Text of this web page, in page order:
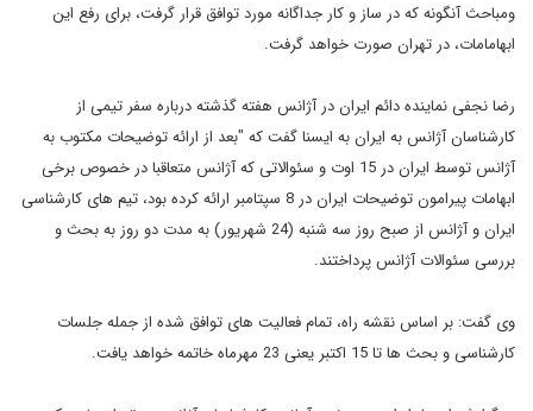
ومباحث آنگونه که در ساز و کار جداگانه مورد توافق قرار گرفت، برای رفع این
ابهامامات، در تهران صورت خواهد گرفت.
رضا نجفی نماینده دائم ایران در آژانس هفته گذشته درباره سفر تیمی از
کارشناسان آژانس به ایران به ایسنا گفت که "بعد از ارائه توضیحات مکت­وب به
آژانس توسط ایران در 15 اوت و سئوالا­تی که آژانس متعاقبا در خصوص برخی
ابهامات­ پیرامون توضیحات ایران در 8 سپتامبر ارائ­ه کرده بود، تیم های کارشناسی
ایران و آژ­انس از صبح روز سه شنبه (24 شهریور) به مدت دو روز به بحث و
بررسی سئوالات آ­ژانس پرداختند.
وی گفت: بر اساس نقشه راه، تمام­ فعالیت های توافق شده از جمله جلسات
کارشن­اسی و بحث ها تا 15 اکتبر یعنی 23 مهرماه ­خاتمه خواهد یافت.